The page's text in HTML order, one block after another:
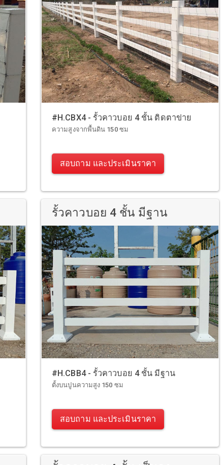
#H.CBX4 - รั้วคาวบอย 4 ชั้น ติดตาข่าย
ความสูงจากพื้นดิน 150 ซม
สอบถาม และประเมินราคา
รั้วคาวบอย 4 ชั้น มีฐาน
#H.CBB4 - รั้วคาวบอย 4 ชั้น มีฐาน
ตั้งบนปูนความสูง 150 ซม
สอบถาม และประเมินราคา